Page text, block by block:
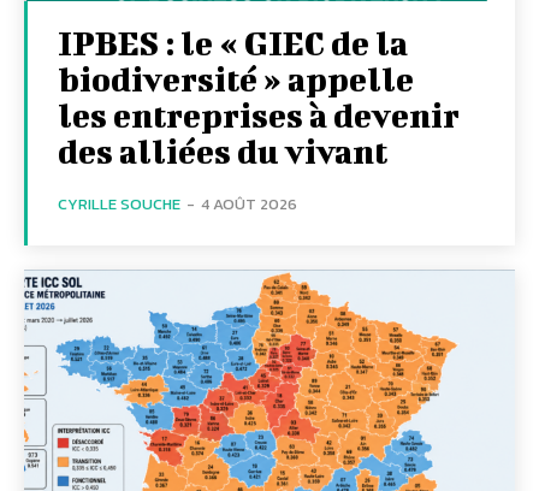
IPBES : le « GIEC de la
biodiversité » appelle
les entreprises à devenir
des alliées du vivant
CYRILLE SOUCHE - 4 AOÛT 2026